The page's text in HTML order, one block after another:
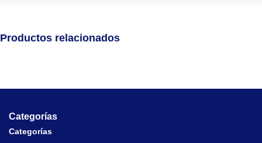
Productos relacionados
Categorías
Categorías